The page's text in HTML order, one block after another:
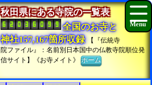
秋田県にある寺院の一覧表
全国のお寺と
神社157,167箇所収録
【『伝統寺
院ファイル』：名前別日本国中の仏教寺院順位発
信サイト】《お寺メイト》ホーム